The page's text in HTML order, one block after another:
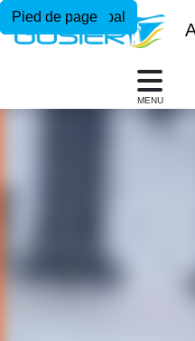
Menu principal
Contenu principal
Pied de page
MENU